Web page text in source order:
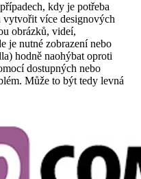
kdy je potřeba
vytvořit více designových
obrázků, videí,
je nutné zobrazení nebo
hodně naohýbat oproti
dostupných nebo
Může to být tedy levná